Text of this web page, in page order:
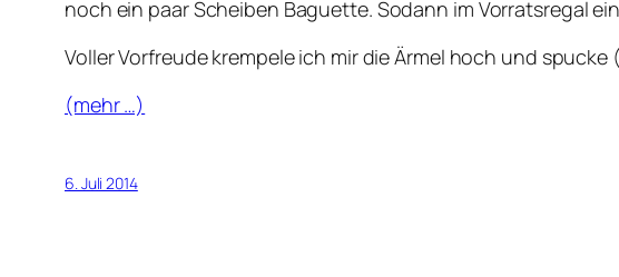
noch ein paar Scheiben Baguette. Sodann im Vorratsregal
Voller Vorfreude krempele ich mir die Ärmel hoch und
(mehr …)
6. Juli 2014